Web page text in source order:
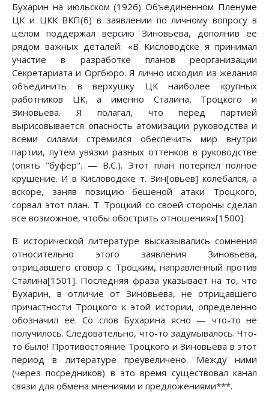
Бухарин на июльском (1926) Объединенном Пленуме
ЦК и ЦКК ВКП(б) в заявлении по личному вопросу в
целом поддержал версию Зиновьева, дополнив ее
рядом важных деталей: «В Кисловодске я принимал
участие в разработке планов реорганизации
Секретариата и Оргбюро. Я лично исходил из желания
объединить в верхушку ЦК наиболее крупных
работников ЦК, а именно Сталина, Троцкого и
Зиновьева. Я полагал, что перед партией
вырисовывается опасность атомизации руководства и
всеми силами стремился обеспечить мир внутри
партии, путем увязки разных оттенков в руководстве
(опять "буфер". — B.C.). Этот план потерпел полное
крушение. И в Кисловодске т. Зин[овьев] колебался, а
вскоре, заняв позицию бешеной атаки Троцкого,
сорвал этот план. Т. Троцкий со своей стороны сделал
все возможное, чтобы обострить отношения»[1500].
В исторической литературе высказывались сомнения
относительно этого заявления Зиновьева,
отрицавшего сговор с Троцким, направленный против
Сталина[1501]. Последняя фраза указывает на то, что
Бухарин, в отличие от Зиновьева, не отрицавшего
причастности Троцкого к этой истории, определенно
обозначил ее. Со слов Бухарина ясно — что-то не
получилось. Следовательно, что-то задумывалось. Что-
то было! Противостояние Троцкого и Зиновьева в этот
период в литературе преувеличено. Между ними
(через посредников) в это время существовал канал
связи для обмена мнениями и предложениями***.